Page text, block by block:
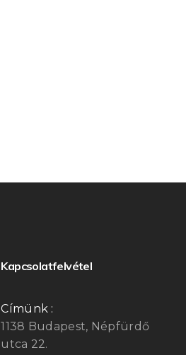
Kapcsolatfelvétel
Címünk :
1138 Budapest, Népfürdő
utca 22.